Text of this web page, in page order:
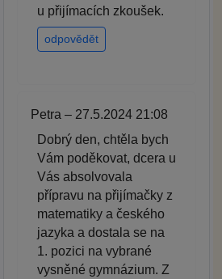
u přijímacích zkoušek.
odpovědět
Petra – 27.5.2024 21:08
Dobrý den, chtěla bych
Vám poděkovat, dcera u
Vás absolvovala
přípravu na přijímačky z
matematiky a českého
jazyka a dostala se na
1. pozici na vybrané
vysněné gymnázium. Z